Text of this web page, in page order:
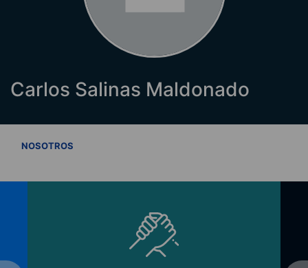
Carlos Salinas Maldonado
NOSOTROS